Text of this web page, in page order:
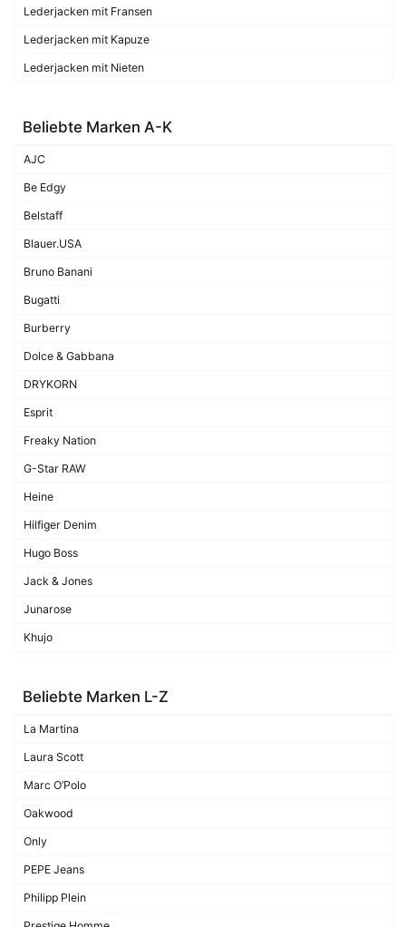
Lederjacken mit Fransen
Lederjacken mit Kapuze
Lederjacken mit Nieten
Beliebte Marken A-K
AJC
Be Edgy
Belstaff
Blauer.USA
Bruno Banani
Bugatti
Burberry
Dolce & Gabbana
DRYKORN
Esprit
Freaky Nation
G-Star RAW
Heine
Hilfiger Denim
Hugo Boss
Jack & Jones
Junarose
Khujo
Beliebte Marken L-Z
La Martina
Laura Scott
Marc O’Polo
Oakwood
Only
PEPE Jeans
Philipp Plein